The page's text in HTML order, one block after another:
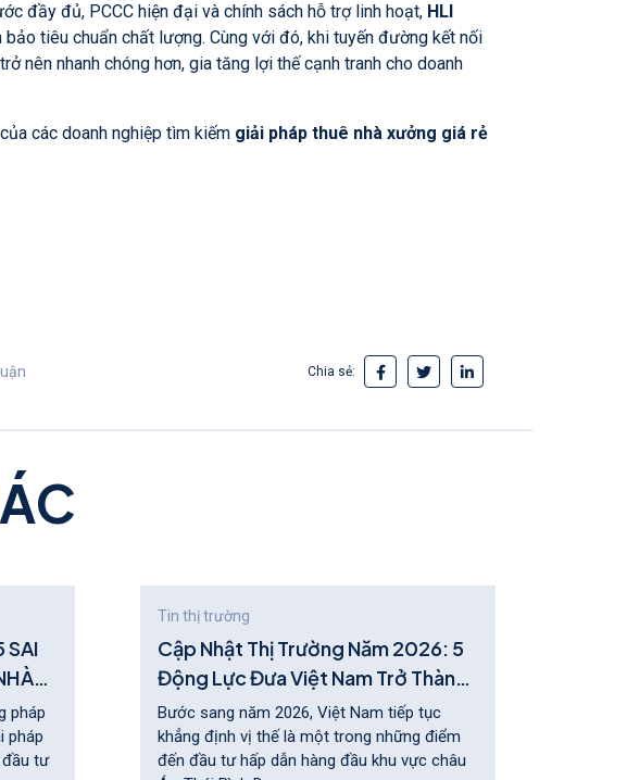
đầy đủ, PCCC hiện đại và chính sách hỗ trợ linh hoạt, HLI
tiêu chuẩn chất lượng. Cùng với đó, khi tuyến đường kết nối
nên nhanh chóng hơn, gia tăng lợi thế cạnh tranh cho doanh
các doanh nghiệp tìm kiếm giải pháp thuê nhà xưởng giá rẻ
Chia sẻ:
ÁC
SAI
ĐỘ
pháp
pháp
đầu tư
Tin thị trường
Cập Nhật Thị Trường Năm 2026: 5
Động Lực Đưa Việt Nam Trở Thành
Điểm Đến Đầu Tư Hàng Đầu Châu Á
Bước sang năm 2026, Việt Nam tiếp tục
khẳng định vị thế là một trong những điểm
đến đầu tư hấp dẫn hàng đầu khu vực châu